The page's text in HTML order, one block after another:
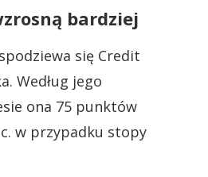
bardziej
się Credit
Według jego
ona 75 punktów
w przypadku stopy